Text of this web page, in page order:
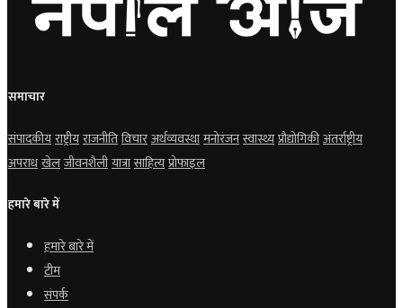
समाचार
संपादकीयराष्ट्रीयराजनीतिविचारअर्थव्यवस्थामनोरंजनस्वास्थ्यप्रौद्योगिकीअंतर्राष्ट्रीय
अपराधखेलजीवनशैलीयात्रासाहित्यप्रोफाइल
हमारे बारे में
हमारे बारे में
टीम
संपर्क